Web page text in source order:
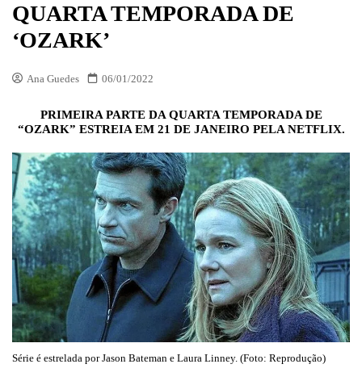
QUARTA TEMPORADA DE
‘OZARK’
Ana Guedes 06/01/2022
PRIMEIRA PARTE DA QUARTA TEMPORADA DE
“OZARK” ESTREIA EM 21 DE JANEIRO PELA NETFLIX.
Série é estrelada por Jason Bateman e Laura Linney. (Foto: Reprodução)